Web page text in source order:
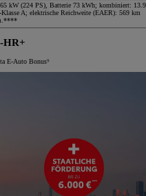
kW (224 PS), Batterie 73 kWh; kombiniert: 13.9
A; elektrische Reichweite (EAER): 569 km
HR+
E-Auto Bonus⁹